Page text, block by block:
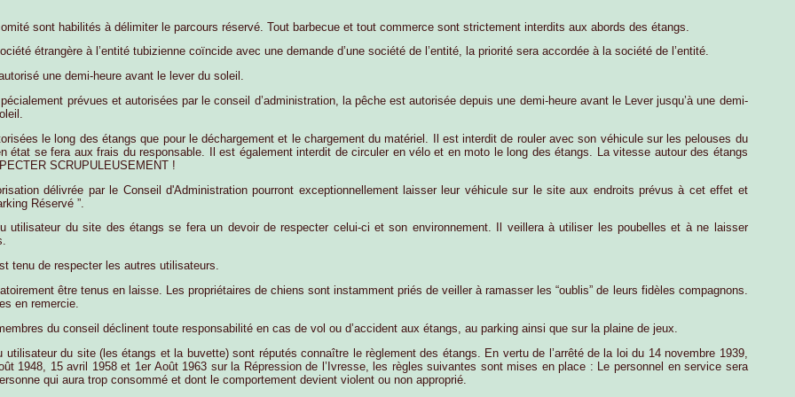
sont habilités à délimiter le parcours réservé. Tout barbecue et tout commerce sont strictement interdits aux abords des étangs.
étrangère à l’entité tubizienne coïncide avec une demande d’une société de l’entité, la priorité sera accordée à la société de l’entité.
une demi-heure avant le lever du soleil.
prévues et autorisées par le conseil d’administration, la pêche est autorisée depuis une demi-heure avant le Lever jusqu’à une demi-
le long des étangs que pour le déchargement et le chargement du matériel. Il est interdit de rouler avec son véhicule sur les pelouses du
état se fera aux frais du responsable. Il est également interdit de circuler en vélo et en moto le long des étangs. La vitesse autour des étangs
SCRUPULEUSEMENT !
délivrée par le Conseil d'Administration pourront exceptionnellement laisser leur véhicule sur le site aux endroits prévus à cet effet et
Réservé ”.
utilisateur du site des étangs se fera un devoir de respecter celui-ci et son environnement. Il veillera à utiliser les poubelles et à ne laisser
tenu de respecter les autres utilisateurs.
être tenus en laisse. Les propriétaires de chiens sont instamment priés de veiller à ramasser les “oublis” de leurs fidèles compagnons.
en remercie.
du conseil déclinent toute responsabilité en cas de vol ou d’accident aux étangs, au parking ainsi que sur la plaine de jeux.
utilisateur du site (les étangs et la buvette) sont réputés connaître le règlement des étangs. En vertu de l’arrêté de la loi du 14 novembre 1939,
1948, 15 avril 1958 et 1er Août 1963 sur la Répression de l’Ivresse, les règles suivantes sont mises en place : Le personnel en service sera
qui aura trop consommé et dont le comportement devient violent ou non approprié.